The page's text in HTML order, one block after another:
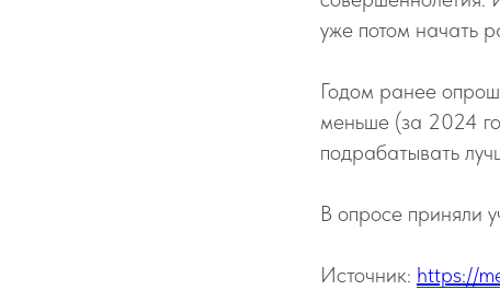
уже потом начать
Годом ранее
меньше (за 2024
подрабатывать
В опросе приняли
Источник: https://